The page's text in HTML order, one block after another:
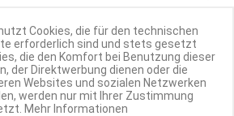
Cookies, die für den technischen
erforderlich sind und stets gesetzt
die den Komfort bei Benutzung dieser
der Direktwerbung dienen oder die
Websites und sozialen Netzwerken
werden nur mit Ihrer Zustimmung
Mehr Informationen